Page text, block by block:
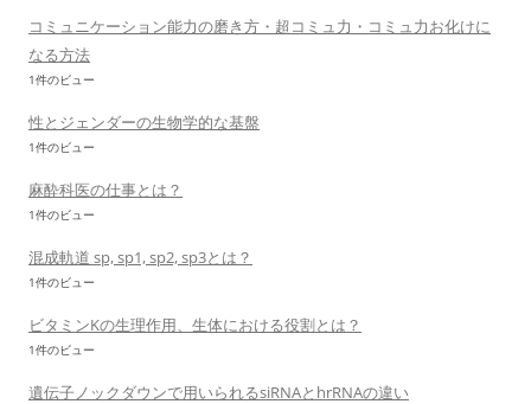
コミュニケーション能力の磨き方・超コミュ力・コミュ力お化けに
なる方法
1件のビュー
性とジェンダーの生物学的な基盤
1件のビュー
麻酔科医の仕事とは？
1件のビュー
混成軌道 sp, sp1, sp2, sp3とは？
1件のビュー
ビタミンKの生理作用、生体における役割とは？
1件のビュー
遺伝子ノックダウンで用いられるsiRNAとhrRNAの違い